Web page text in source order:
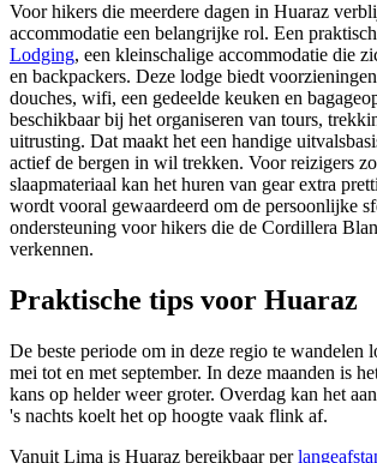
Voor hikers die meerdere dagen in Huaraz
accommodatie een belangrijke rol. Een
Lodging, een kleinschalige accommodatie die
en backpackers. Deze lodge biedt
douches, wifi, een gedeelde keuken en
beschikbaar bij het organiseren van tours,
uitrusting. Dat maakt het een handige
actief de bergen in wil trekken. Voor reizigers
slaapmateriaal kan het huren van gear extra
wordt vooral gewaardeerd om de persoonlijke
ondersteuning voor hikers die de Cordillera
verkennen.
Praktische tips voor Huaraz
De beste periode om in deze regio te wandelen
mei tot en met september. In deze maanden is
kans op helder weer groter. Overdag kan het
's nachts koelt het op hoogte vaak flink af.
Vanuit Lima is Huaraz bereikbaar per